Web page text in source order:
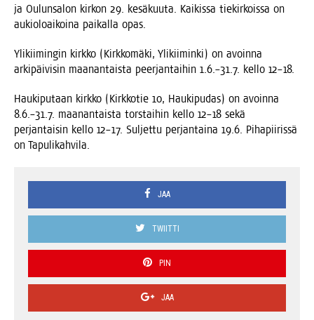
ja Oulun­sa­lon kir­kon 29. kesä­kuu­ta. Kai­kis­sa tie­kir­kois­sa on
aukio­loai­koi­na pai­kal­la opas.
Yli­kii­min­gin kirk­ko (Kirk­ko­mä­ki, Yli­kii­min­ki) on avoin­na
arki­päi­vi­sin maa­nan­tais­ta peer­jan­tai­hin 1.6.–31.7. kel­lo 12–18.
Hau­ki­pu­taan kirk­ko (Kirk­ko­tie 10, Hau­ki­pu­das) on avoin­na
8.6.–31.7. maa­nan­tais­ta tors­tai­hin kel­lo 12–18 sekä
per­jan­tai­sin kel­lo 12–17. Sul­jet­tu per­jan­tai­na 19.6. Piha­pii­ris­sä
on Tapulikahvila.
JAA
TWIITTI
PIN
JAA